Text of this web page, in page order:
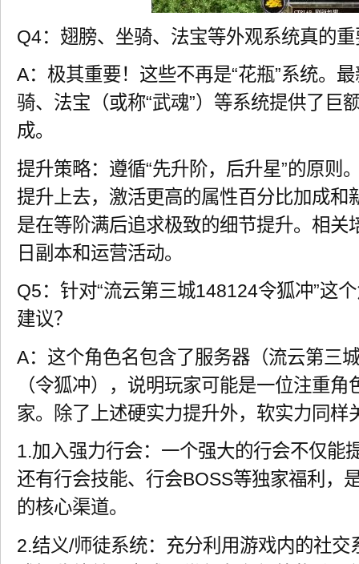
Q4：翅膀、坐骑、法宝等外观系统真的
A：极其重要！这些不再是“花瓶”系统。
骑、法宝（或称“武魂”）等系统提供了巨
成。
提升策略：遵循“先升阶，后升星”的原则
提升上去，激活更高的属性百分比加成和
是在等阶满后追求极致的细节提升。相关
日副本和运营活动。
Q5：针对“流云第三城148124令狐冲”这
建议？
A：这个角色名包含了服务器（流云第三
（令狐冲），说明玩家可能是一位注重
家。除了上述硬实力提升外，软实力同样
1.加入强力行会：一个强大的行会不仅能
还有行会技能、行会BOSS等独家福利，
的核心渠道。
2.结义/师徒系统：充分利用游戏内的社交